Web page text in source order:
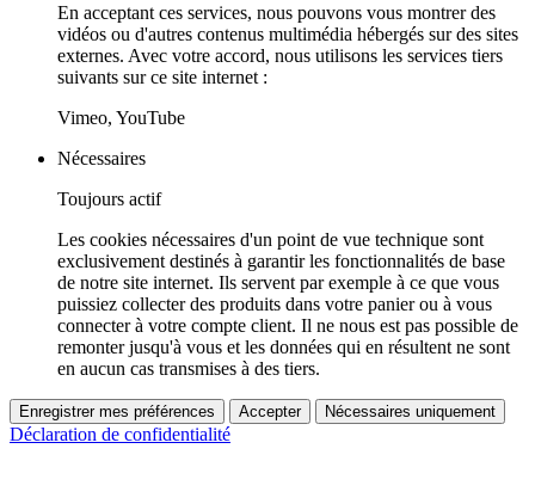
En acceptant ces services, nous pouvons vous montrer des
vidéos ou d'autres contenus multimédia hébergés sur des sites
externes. Avec votre accord, nous utilisons les services tiers
suivants sur ce site internet :
Vimeo, YouTube
Nécessaires
Toujours actif
Les cookies nécessaires d'un point de vue technique sont
exclusivement destinés à garantir les fonctionnalités de base
de notre site internet. Ils servent par exemple à ce que vous
puissiez collecter des produits dans votre panier ou à vous
connecter à votre compte client. Il ne nous est pas possible de
remonter jusqu'à vous et les données qui en résultent ne sont
en aucun cas transmises à des tiers.
Enregistrer mes préférences Accepter Nécessaires uniquement
Déclaration de confidentialité